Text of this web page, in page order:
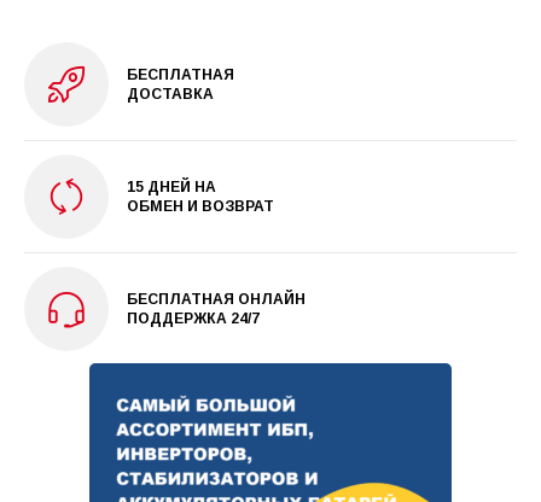
БЕСПЛАТНАЯ
ДОСТАВКА
15 ДНЕЙ НА
ОБМЕН И ВОЗВРАТ
БЕСПЛАТНАЯ ОНЛАЙН
ПОДДЕРЖКА 24/7